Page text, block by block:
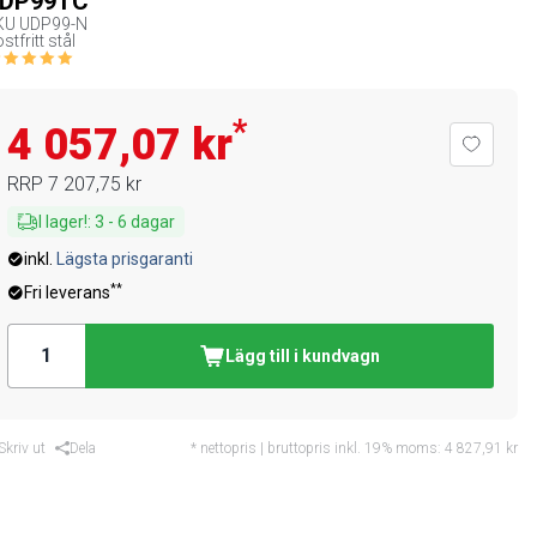
UDP99-N
stål
4 057,07 kr*
RRP 7 207,75 kr
I lager!: 3 - 6 dagar
inkl.
Lägsta prisgaranti
Fri leverans**
Lägg till i kundvagn
ut Dela * nettopris | bruttopris inkl. 19% moms: 4 827,91 kr